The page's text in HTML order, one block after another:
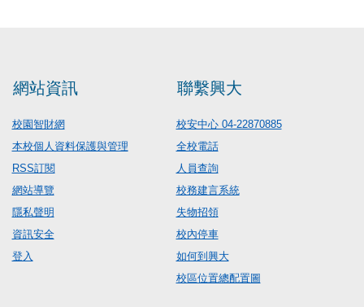
網站資訊
校園智財網
本校個人資料保護與管理
RSS訂閱
網站導覽
隱私聲明
資訊安全
登入
聯繫興大
校安中心 04-22870885
全校電話
人員查詢
校務建言系統
失物招領
校內停車
如何到興大
校區位置總配置圖